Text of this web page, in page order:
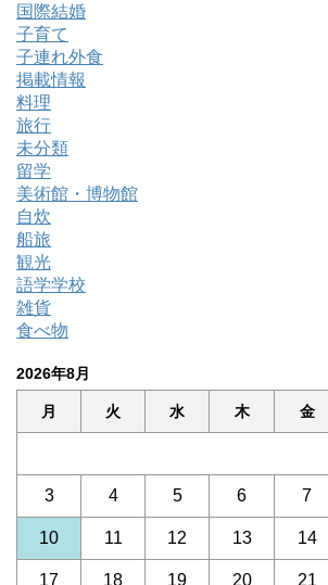
国際結婚
子育て
子連れ外食
掲載情報
料理
旅行
未分類
留学
美術館・博物館
自炊
船旅
観光
語学学校
雑貨
食べ物
2026年8月
月 火 水 木 金
3 4 5 6 7
10 11 12 13 14
17 18 19 20 21